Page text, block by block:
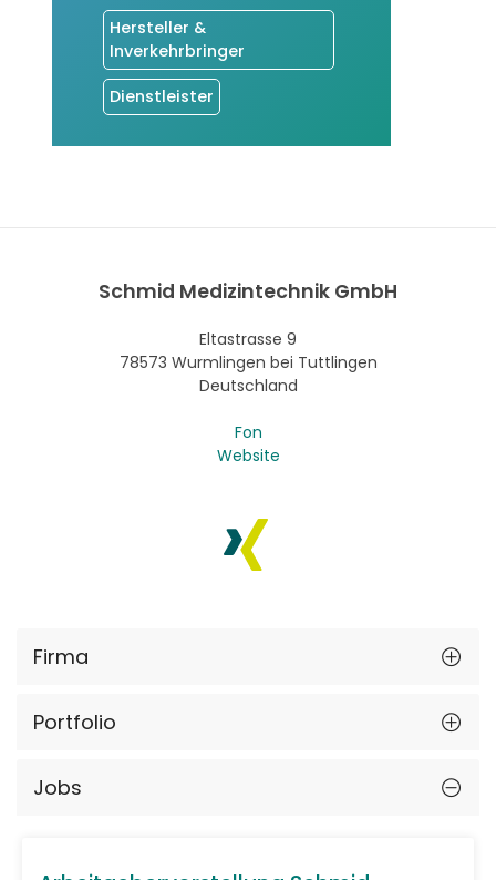
Hersteller &
Inverkehrbringer
Dienstleister
Schmid Medizintechnik GmbH
Eltastrasse 9
78573 Wurmlingen bei Tuttlingen
Deutschland
Fon
Website
Firma
Portfolio
Jobs